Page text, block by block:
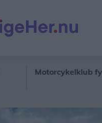
Motorcykelklub fylder